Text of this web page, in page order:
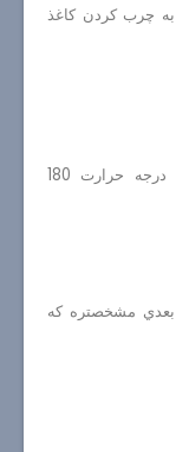
چرب كردن كاغذ
فر رو از ده دقيقه قبل روشن كرده و روي درجه حرارت 180
بعدي مشخصتره كه